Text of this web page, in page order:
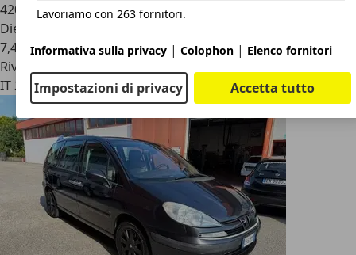
420.000 km
Diesel
7,4 l/100 km (comb.)
Rivenditore
IT 25064Gussago - Bs
Lavoriamo con 263 fornitori.
Informativa sulla privacy | Colophon | Elenco fornitori
Impostazioni di privacy Accetta tutto